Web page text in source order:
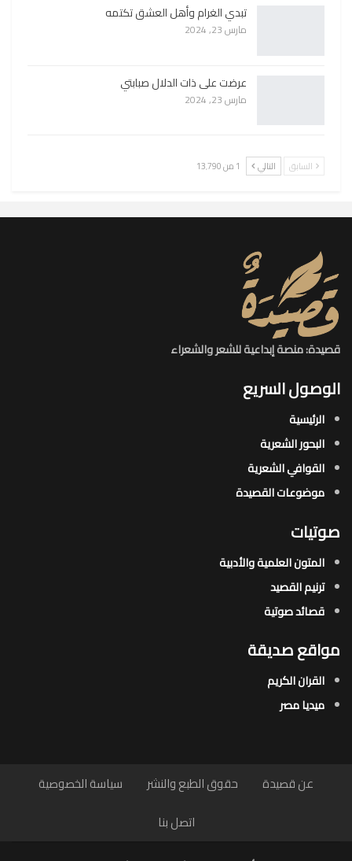
تبدي الغرام وأهل العشق تكتمه
مارس 23, 2024
عرضت على ذات الدلال صبابتي
مارس 23, 2024
السابق التالي 1 من 13٬790
قصيدة: منصة إبداعية للشعر والشعراء
الوصول السريع
الرئيسية
البحور الشعرية​
القوافي الشعرية​
موضوعات القصيدة​
صوتيات
المتون العلمية والأدبية
ترنيم القصيد
قصائد صوتية
مواقع صديقة
القران الكريم
ميديا مصر
عن قصيدة حقوق الطبع والنشر
سياسة الخصوصية
اتصل بنا